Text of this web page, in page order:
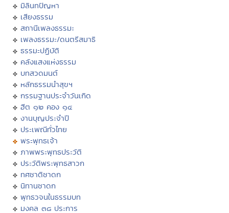
มิลินทปัญหา
เสียงธรรม
สถานีเพลงธรรมะ
เพลงธรรมะ/ดนตรีสมาธิ
ธรรมะปฏิบัติ
คลังแสงแห่งธรรม
บทสวดมนต์
หลักธรรมนำสุขฯ
กรรมฐานประจำวันเกิด
ฮีต ๑๒ คอง ๑๔
งานบุญประจำปี
ประเพณีทั่วไทย
พระพุทธเจ้า
ภาพพระพุทธประวัติ
ประวัติพระพุทธสาวก
ทศชาติชาดก
นิทานชาดก
พุทธวจนในธรรมบท
มงคล ๓๘ ประการ